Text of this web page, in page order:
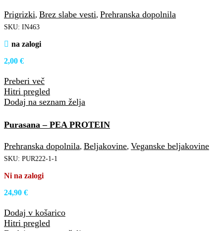
Prigrizki, Brez slabe vesti, Prehranska dopolnila
SKU: IN463
na zalogi
2,00 €
Preberi več
Hitri pregled
Dodaj na seznam želja
Purasana – PEA PROTEIN
Prehranska dopolnila, Beljakovine, Veganske beljakovine
SKU: PUR222-1-1
Ni na zalogi
24,90 €
Dodaj v košarico
Hitri pregled